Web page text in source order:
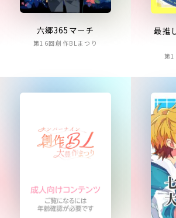
六郷365マーチ
第16回創作BLまつり
最推
第